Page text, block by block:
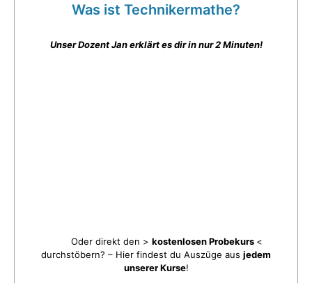
Was ist Technikermathe?
Unser Dozent Jan erklärt es dir in nur 2 Minuten!
Oder direkt den > kostenlosen Probekurs <
durchstöbern? – Hier findest du Auszüge aus jedem
unserer Kurse!